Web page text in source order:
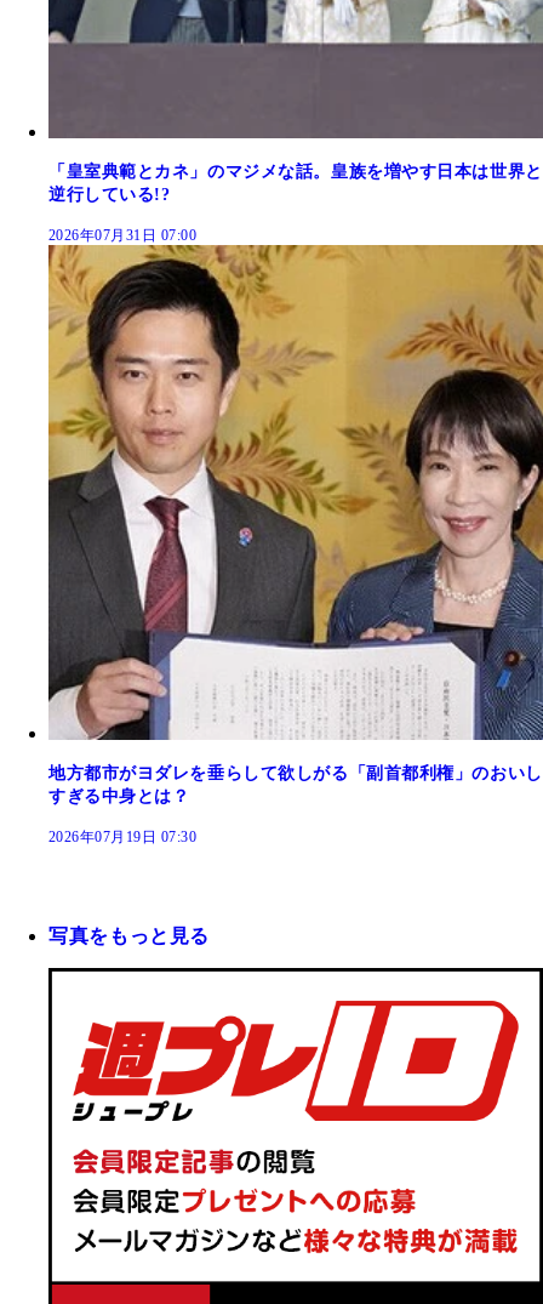
「皇室典範とカネ」のマジメな話。皇族を増やす日本は世界と
逆行している!?
2026年07月31日 07:00
地方都市がヨダレを垂らして欲しがる「副首都利権」のおいし
すぎる中身とは？
2026年07月19日 07:30
写真をもっと見る